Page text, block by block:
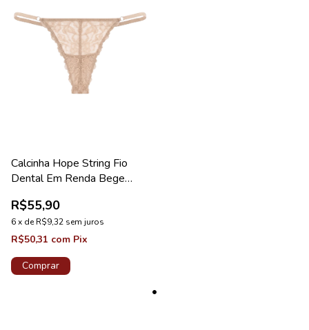
Calcinha Hope String Fio
Dental Em Renda Bege
R$55,90
6x deR$9,32 sem juros
R$50,31 com Pix
Comprar